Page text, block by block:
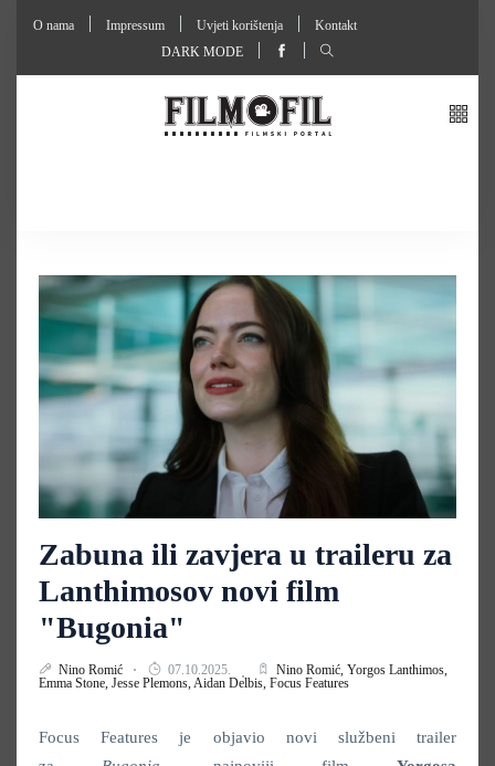
O nama Impressum Uvjeti korištenja
Kontakt
DARK MODE
Zabuna ili zavjera u traileru za
Lanthimosov novi film
"Bugonia"
Nino Romić 07.10.2025. Nino Romić, Yorgos Lanthimos,
Emma Stone, Jesse Plemons,Aidan Delbis, Focus Features
Focus Features je objavio novi službeni trailer